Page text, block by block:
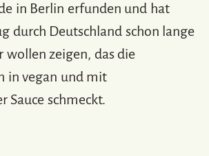
in Berlin erfunden und hat
durch Deutschland schon lange
wollen zeigen, das die
in vegan und mit
Sauce schmeckt.